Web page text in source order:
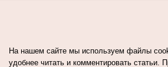
На нашем сайте мы используем файлы
удобнее читать и комментировать статьи.